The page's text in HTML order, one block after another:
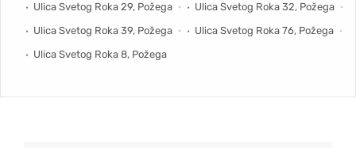
Ulica Svetog Roka 29, Požega
Ulica Svetog Roka 32, Požega
Ulica Svetog Roka 39, Požega
Ulica Svetog Roka 76, Požega
Ulica Svetog Roka 8, Požega